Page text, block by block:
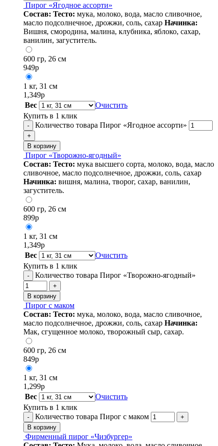
Пирог «Ягодное ассорти»
Состав: Тесто: мука, молоко, вода, масло сливочное,
масло подсолнечное, дрожжи, соль, сахар Начинка:
Вишня, смородина, малина, клубника, яблоко, сахар,
ванилин, загуститель.
600 гр, 26 см
949р
1 кг, 31 см
1,349р
Вес
Очистить
Купить в 1 клик
- Количество товара Пирог «Ягодное ассорти»
+
В корзину
Пирог «Творожно-ягодный»
Состав: Тесто: мука высшего сорта, молоко, вода, масло
сливочное, масло подсолнечное, дрожжи, соль, сахар
Начинка: вишня, малина, творог, сахар, ванилин,
загуститель.
600 гр, 26 см
899р
1 кг, 31 см
1,349р
Вес
Очистить
Купить в 1 клик
- Количество товара Пирог «Творожно-ягодный»
+
В корзину
Пирог с маком
Состав: Тесто: мука, молоко, вода, масло сливочное,
масло подсолнечное, дрожжи, соль, сахар Начинка:
Мак, сгущенное молоко, творожный сыр, сахар.
600 гр, 26 см
849р
1 кг, 31 см
1,299р
Вес
Очистить
Купить в 1 клик
- Количество товара Пирог с маком
+
В корзину
Фирменный пирог «Чизбургер»